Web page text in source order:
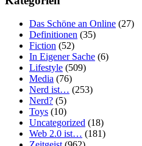
Das Schöne an Online (27)
Definitionen (35)
Fiction (52)
In Eigener Sache (6)
Lifestyle (509)
Media (76)
Nerd ist… (253)
Nerd? (5)
Toys (10)
Uncategorized (18)
Web 2.0 ist… (181)